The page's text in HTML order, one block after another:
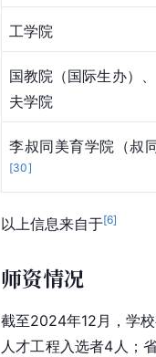
工学院
国教院（国际生办）
夫学院
李叔同美育学院（叔
[30]
以上信息来自于[6]
师资情况
截至2024年12月，学
人才工程入选者4人；